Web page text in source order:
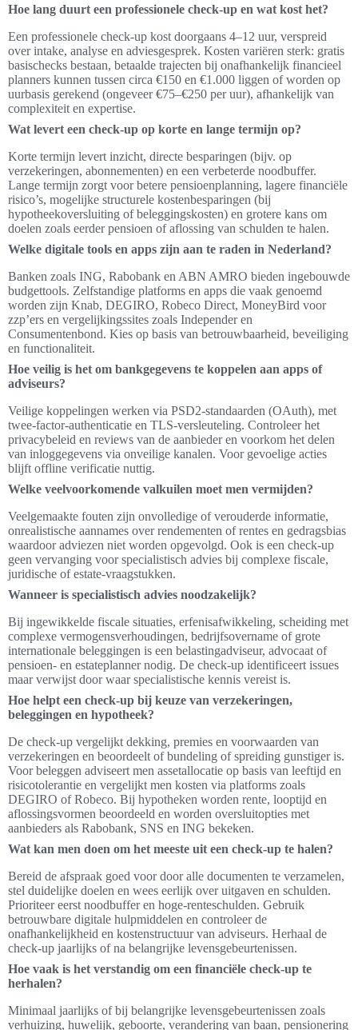
Hoe lang duurt een professionele check-up en wat kost het?
Een professionele check-up kost doorgaans 4–12 uur, verspreid
over intake, analyse en adviesgesprek. Kosten variëren sterk: gratis
basischecks bestaan, betaalde trajecten bij onafhankelijk financieel
planners kunnen tussen circa €150 en €1.000 liggen of worden op
uurbasis gerekend (ongeveer €75–€250 per uur), afhankelijk van
complexiteit en expertise.
Wat levert een check-up op korte en lange termijn op?
Korte termijn levert inzicht, directe besparingen (bijv. op
verzekeringen, abonnementen) en een verbeterde noodbuffer.
Lange termijn zorgt voor betere pensioenplanning, lagere financiële
risico’s, mogelijke structurele kostenbesparingen (bij
hypotheekoversluiting of beleggingskosten) en grotere kans om
doelen zoals eerder pensioen of aflossing van schulden te halen.
Welke digitale tools en apps zijn aan te raden in Nederland?
Banken zoals ING, Rabobank en ABN AMRO bieden ingebouwde
budgettools. Zelfstandige platforms en apps die vaak genoemd
worden zijn Knab, DEGIRO, Robeco Direct, MoneyBird voor
zzp’ers en vergelijkingssites zoals Independer en
Consumentenbond. Kies op basis van betrouwbaarheid, beveiliging
en functionaliteit.
Hoe veilig is het om bankgegevens te koppelen aan apps of
adviseurs?
Veilige koppelingen werken via PSD2-standaarden (OAuth), met
twee-factor-authenticatie en TLS-versleuteling. Controleer het
privacybeleid en reviews van de aanbieder en voorkom het delen
van inloggegevens via onveilige kanalen. Voor gevoelige acties
blijft offline verificatie nuttig.
Welke veelvoorkomende valkuilen moet men vermijden?
Veelgemaakte fouten zijn onvolledige of verouderde informatie,
onrealistische aannames over rendementen of rentes en gedragsbias
waardoor adviezen niet worden opgevolgd. Ook is een check-up
geen vervanging voor specialistisch advies bij complexe fiscale,
juridische of estate-vraagstukken.
Wanneer is specialistisch advies noodzakelijk?
Bij ingewikkelde fiscale situaties, erfenisafwikkeling, scheiding met
complexe vermogensverhoudingen, bedrijfsovername of grote
internationale beleggingen is een belastingadviseur, advocaat of
pensioen- en estateplanner nodig. De check-up identificeert issues
maar verwijst door waar specialistische kennis vereist is.
Hoe helpt een check-up bij keuze van verzekeringen,
beleggingen en hypotheek?
De check-up vergelijkt dekking, premies en voorwaarden van
verzekeringen en beoordeelt of bundeling of spreiding gunstiger is.
Voor beleggen adviseert men assetallocatie op basis van leeftijd en
risicotolerantie en vergelijkt men kosten via platforms zoals
DEGIRO of Robeco. Bij hypotheken worden rente, looptijd en
aflossingsvormen beoordeeld en worden oversluitopties met
aanbieders als Rabobank, SNS en ING bekeken.
Wat kan men doen om het meeste uit een check-up te halen?
Bereid de afspraak goed voor door alle documenten te verzamelen,
stel duidelijke doelen en wees eerlijk over uitgaven en schulden.
Prioriteer eerst noodbuffer en hoge-renteschulden. Gebruik
betrouwbare digitale hulpmiddelen en controleer de
onafhankelijkheid en kostenstructuur van adviseurs. Herhaal de
check-up jaarlijks of na belangrijke levensgebeurtenissen.
Hoe vaak is het verstandig om een financiële check-up te
herhalen?
Minimaal jaarlijks of bij belangrijke levensgebeurtenissen zoals
verhuizing, huwelijk, geboorte, verandering van baan, pensionering